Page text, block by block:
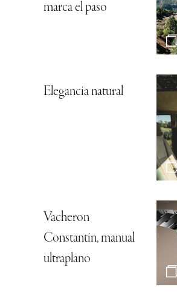
marca el paso
Elegancia natural
Vacheron
Constantin, manual
ultraplano